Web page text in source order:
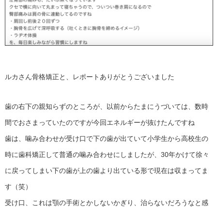
ルカさん骨格矯正と、レポートありがとうございました
歯の右下の親知らずのところが、以前からたまにうづいては、数時
間でおさまっていたのですが今回エネルギーが抜けたんですね
歯は、噛み合わせが受け口で下の歯が出ていて小学生から高校生の
時に歯科矯正して普通の噛み合わせにしましたが、30年かけて徐々
に戻ってしまい下の歯が上の歯より出ている形で現在は収まってま
す（笑）
受け口、これは顎の手術とかしないかぎり、治らないだろうなと感